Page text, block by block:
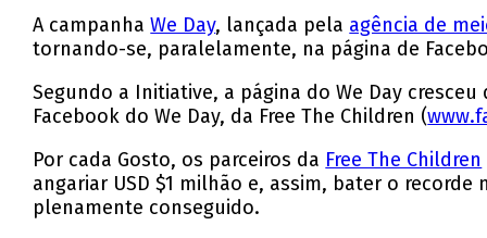
A campanhaWe Day, lançada pela agência de
tornando-se, paralelamente, na página de
Segundo a Initiative, a página do We Day
Facebook do We Day, da Free The Children (
Por cada Gosto, os parceiros da Free The Children
angariar USD $1 milhão e, assim, bater o
plenamente conseguido.